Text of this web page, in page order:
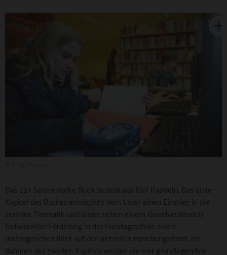
Das 214 Seiten starke Buch besteht aus fünf Kapiteln. Das erste
Kapitel des Buches ermöglicht dem Leser einen Einstieg in die
zentrale Thematik und bietet neben einem Grundverständnis
Individueller Förderung in der Ganztagsschule einen
umfangreichen Blick auf den aktuellen Forschungsstand. Im
Rahmen des zweiten Kapitels werden die vier grundlegenden